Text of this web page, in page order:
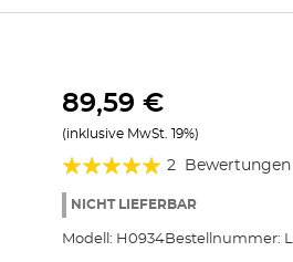
89,59 €
(inklusive MwSt. 19%)
Bewertung:
100%
2 Bewertungen
NICHT LIEFERBAR
Modell: H0934Bestellnummer: